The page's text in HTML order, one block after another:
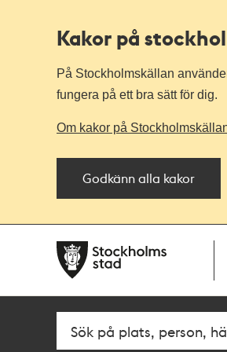
Kakor på
På Stockholmskällan
fungera på ett bra sätt för dig.
Om kakor på
Godkänn alla kakor
navigationen
huvudinnehållet
Fritextsök